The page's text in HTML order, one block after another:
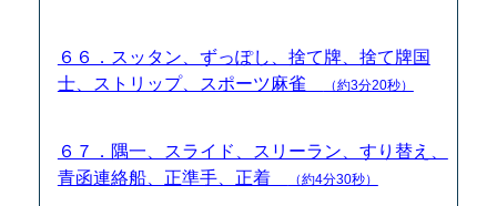
６６．スッタン、ずっぽし、捨て牌、捨て牌国
士、ストリップ、スポーツ麻雀
（約3分20秒）
６７．隅一、スライド、スリーラン、すり替え、
青函連絡船、正準手、正着
（約4分30秒）